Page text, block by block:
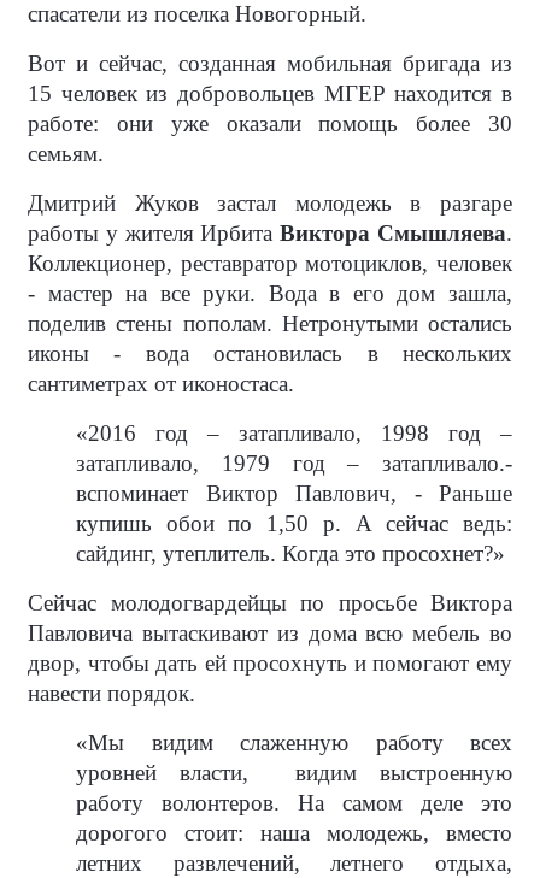
спасатели из поселка Новогорный.
Вот и сейчас, созданная мобильная бригада из
15 человек из добровольцев МГЕР находится в
работе: они уже оказали помощь более 30
семьям.
Дмитрий Жуков застал молодежь в разгаре
работы у жителя ИрбитаВиктора Смышляева.
Коллекционер, реставратор мотоциклов, человек
- мастер на все руки. Вода в его дом зашла,
поделив стены пополам. Нетронутыми остались
иконы - вода остановилась в нескольких
сантиметрах от иконостаса.
«2016 год – затапливало, 1998 год –
затапливало, 1979 год – затапливало.-
вспоминает Виктор Павлович, - Раньше
купишь обои по 1,50 р. А сейчас ведь:
сайдинг, утеплитель. Когда это просохнет?»
Сейчас молодогвардейцы по просьбе Виктора
Павловича вытаскивают из дома всю мебель во
двор, чтобы дать ей просохнуть и помогают ему
навести порядок.
«Мы видим слаженную работу всех
уровней власти,
видим выстроенную
работу волонтеров. На самом деле это
дорогого стоит: наша молодежь, вместо
летних развлечений, летнего отдыха,